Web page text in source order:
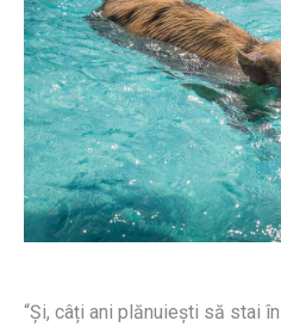
“Și, câți ani plănuiești să stai în